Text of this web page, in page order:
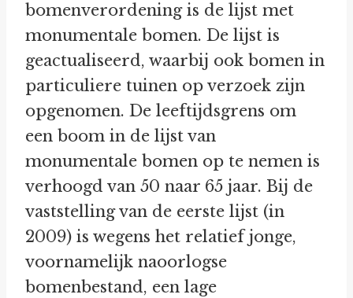
bomenverordening is de lijst met
monumentale bomen. De lijst is
geactualiseerd, waarbij ook bomen in
particuliere tuinen op verzoek zijn
opgenomen. De leeftijdsgrens om
een boom in de lijst van
monumentale bomen op te nemen is
verhoogd van 50 naar 65 jaar. Bij de
vaststelling van de eerste lijst (in
2009) is wegens het relatief jonge,
voornamelijk naoorlogse
bomenbestand, een lage